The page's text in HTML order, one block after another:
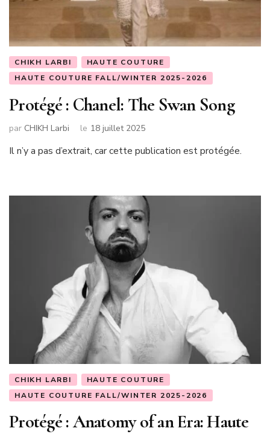
CHIKH LARBI
HAUTE COUTURE
HAUTE COUTURE FALL/WINTER 2025-2026
Protégé : Chanel: The Swan Song
par CHIKH Larbi le 18 juillet 2025
Il n’y a pas d’extrait, car cette publication est protégée.
CHIKH LARBI
HAUTE COUTURE
HAUTE COUTURE FALL/WINTER 2025-2026
Protégé : Anatomy of an Era: Haute